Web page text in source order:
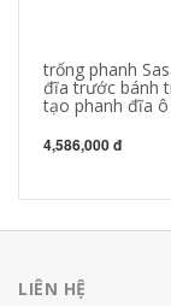
trống phanh
đĩa trước bánh
tạo phanh đĩa
4,586,000 đ
LIÊN HỆ